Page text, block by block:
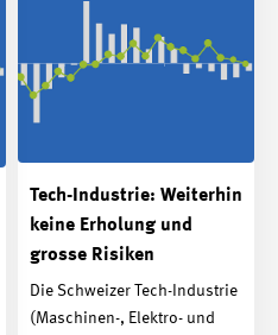
Tech-Industrie: Weiterhin
keine Erholung und
grosse Risiken
Die Schweizer Tech-Industrie
(Maschinen-, Elektro- und